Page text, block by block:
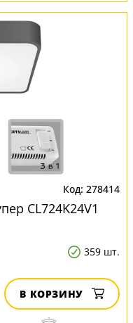
278414
CL724K24V1
359 шт.
В КОРЗИНУ